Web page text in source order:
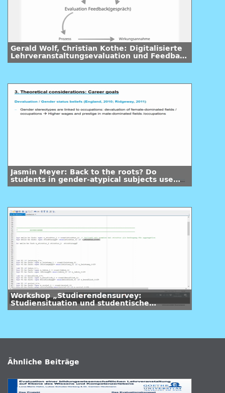
Gerald Wolf, Christian Kothe: Digitalisierte
Lehrveranstaltungsevaluation und Feedback
- Perspektiven von Lehrenden und
Jasmin Meyer: Back to the roots? Do
students in gender-atypical subjects use
their change of subject to make a more
Workshop „Studierendensurvey:
Studiensituation und studentische
Orientierungen – Aggregation von Items
Ähnliche Beiträge